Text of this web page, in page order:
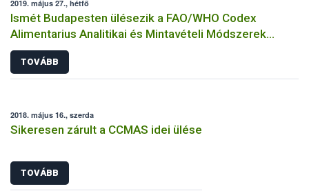
2019. május 27., hétfő
Ismét Budapesten ülésezik a FAO/WHO Codex
Alimentarius Analitikai és Mintavételi Módszerek
Szakbizottsága
TOVÁBB
2018. május 16., szerda
Sikeresen zárult a CCMAS idei ülése
TOVÁBB